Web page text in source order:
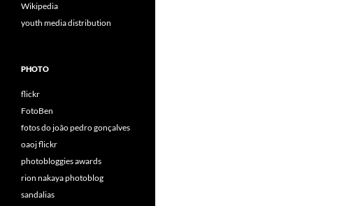
Wikipedia
youth media distribution
PHOTO
flickr
FotoBen
fotos do joão pedro gonçalves
oaoj flickr
photobloggies awards
rion nakaya photoblog
sandalias